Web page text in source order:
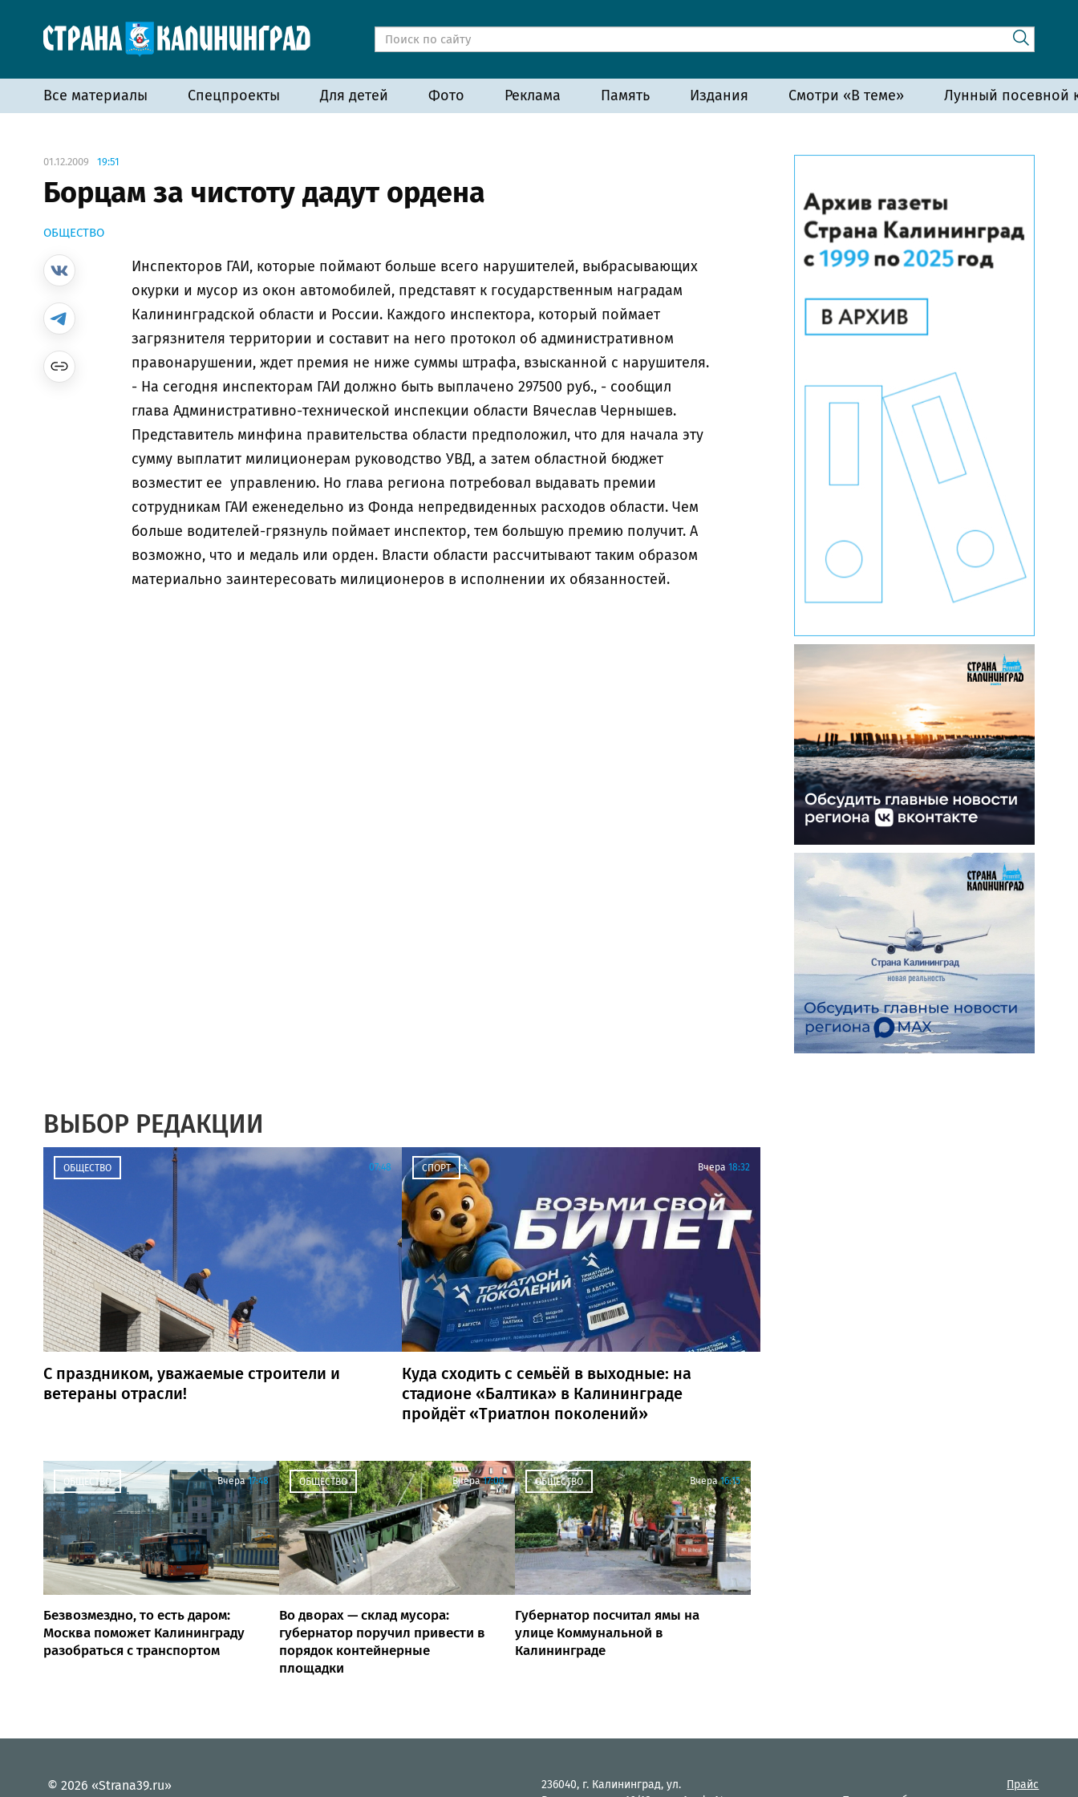
Все материалы Спецпроекты Для детей Фото Реклама Память Издания Смотри «В теме» Лунный посевной
01.12.2009 19:51
Борцам за чистоту дадут ордена
ОБЩЕСТВО
Инспекторов ГАИ, которые поймают больше всего нарушителей, выбрасывающих
окурки и мусор из окон автомобилей, представят к государственным наградам
Калининградской области и России. Каждого инспектора, который поймает
загрязнителя территории и составит на него протокол об административном
правонарушении, ждет премия не ниже суммы штрафа, взысканной с нарушителя.
- На сегодня инспекторам ГАИ должно быть выплачено 297500 руб., - сообщил
глава Административно-технической инспекции области Вячеслав Чернышев.
Представитель минфина правительства области предположил, что для начала эту
сумму выплатит милиционерам руководство УВД, а затем областной бюджет
возместит ее управлению. Но глава региона потребовал выдавать премии
сотрудникам ГАИ еженедельно из Фонда непредвиденных расходов области. Чем
больше водителей-грязнуль поймает инспектор, тем большую премию получит. А
возможно, что и медаль или орден. Власти области рассчитывают таким образом
материально заинтересовать милиционеров в исполнении их обязанностей.
ВЫБОР РЕДАКЦИИ
ОБЩЕСТВО 07:48
С праздником, уважаемые строители и
ветераны отрасли!
СПОРТ Вчера 18:32
Куда сходить с семьёй в выходные: на
стадионе «Балтика» в Калининграде
пройдёт «Триатлон поколений»
ОБЩЕСТВО Вчера 17:48
Безвозмездно, то есть даром:
Москва поможет Калининграду
разобраться с транспортом
ОБЩЕСТВО Вчера 17:00
Во дворах — склад мусора:
губернатор поручил привести в
порядок контейнерные
площадки
ОБЩЕСТВО Вчера 16:15
Губернатор посчитал ямы на
улице Коммунальной в
Калининграде
© 2026 «Strana39.ru»
236040, г. Калининград, ул.
Прайс